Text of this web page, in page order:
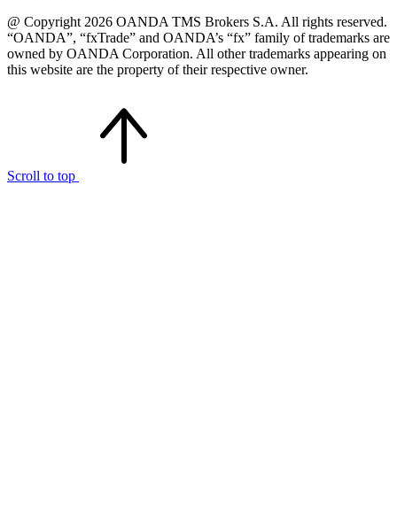
@ Copyright 2026 OANDA TMS Brokers S.A. All rights reserved.
“OANDA”, “fxTrade” and OANDA’s “fx” family of trademarks are
owned by OANDA Corporation. All other trademarks appearing on
this website are the property of their respective owner.
Scroll to top